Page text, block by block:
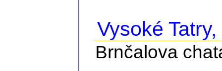
Vysoké Tatry,
Brnčalova